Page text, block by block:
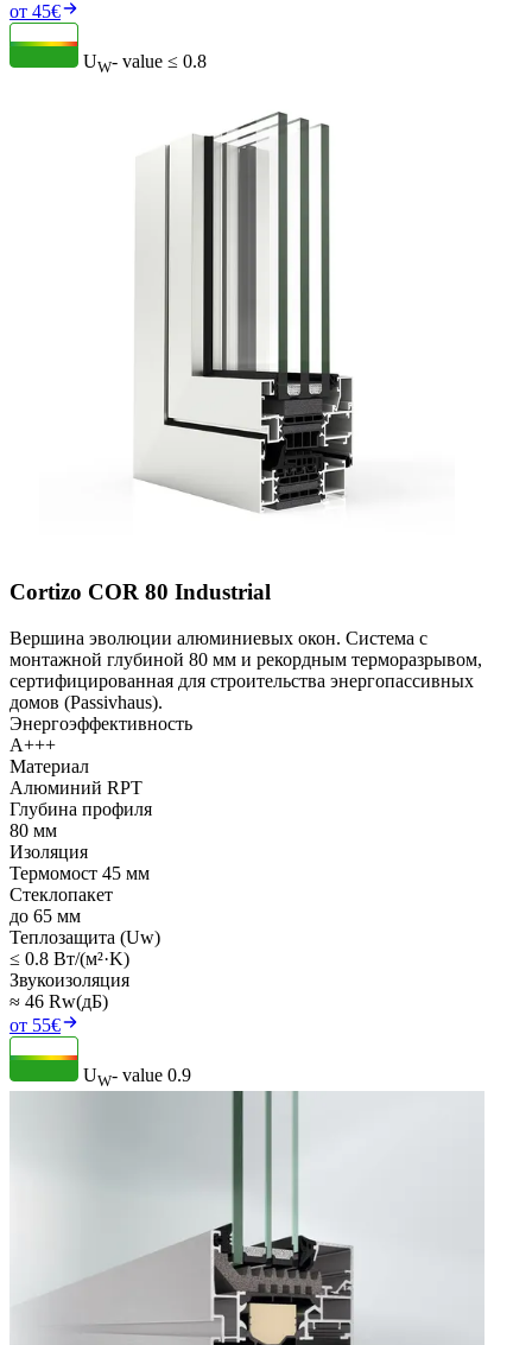
от 45€
UW- value ≤ 0.8
Cortizo COR 80 Industrial
Вершина эволюции алюминиевых окон. Система с
монтажной глубиной 80 мм и рекордным терморазрывом,
сертифицированная для строительства энергопассивных
домов (Passivhaus).
Энергоэффективность
A+++
Материал
Алюминий RPT
Глубина профиля
80 мм
Изоляция
Термомост 45 мм
Стеклопакет
до 65 мм
Теплозащита (Uw)
≤ 0.8 Вт/(м²·K)
Звукоизоляция
≈ 46 Rw(дБ)
от 55€
UW- value 0.9